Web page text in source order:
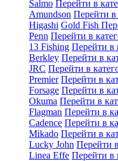
Salmo Перейти в
Amundson Перейти
Higashi Gold Fish
Penn Перейти в
13 Fishing Перейти в
Berkley Перейти в
JRC Перейти в
Premier Перейти в
Forsage Перейти в
Okuma Перейти в
Flagman Перейти в
Cadence Перейти в
Mikado Перейти в
Lucky John Перейти
Linea Effe Перейти в